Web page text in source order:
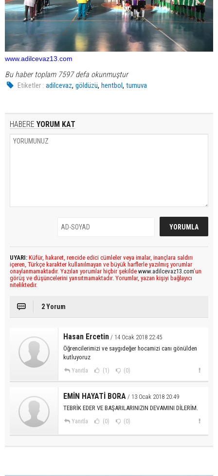
www.adilcevaz13.com
Bu haber toplam 7597 defa okunmuştur
Etiketler : adilcevaz,göldüzü,hentbol,turnuva
HABERE YORUM KAT
UYARI: Küfür, hakaret, rencide edici cümleler veya imalar, inançlara saldırı
içeren, Türkçe karakter kullanılmayan ve büyük harflerle yazılmış yorumlar
onaylanmamaktadır. Yazılan yorumlar hiçbir şekilde www.adilcevaz13.com’un
görüş ve düşüncelerini yansıtmamaktadır. Yorumlar, yazan kişiyi bağlayıcı
niteliktedir.
2 Yorum
Hasan Ercetin / 14 Ocak 2018 22:45
Öğrencilerimizi ve saygıdeğer hocamizi canı gönülden
kutluyoruz
Yanıtla (1) (0)
EMİN HAYATİ BORA / 13 Ocak 2018 20:49
TEBRİK EDER VE BAŞARILARINIZIN DEVAMINI DİLERİM.
Yanıtla (0) (0)